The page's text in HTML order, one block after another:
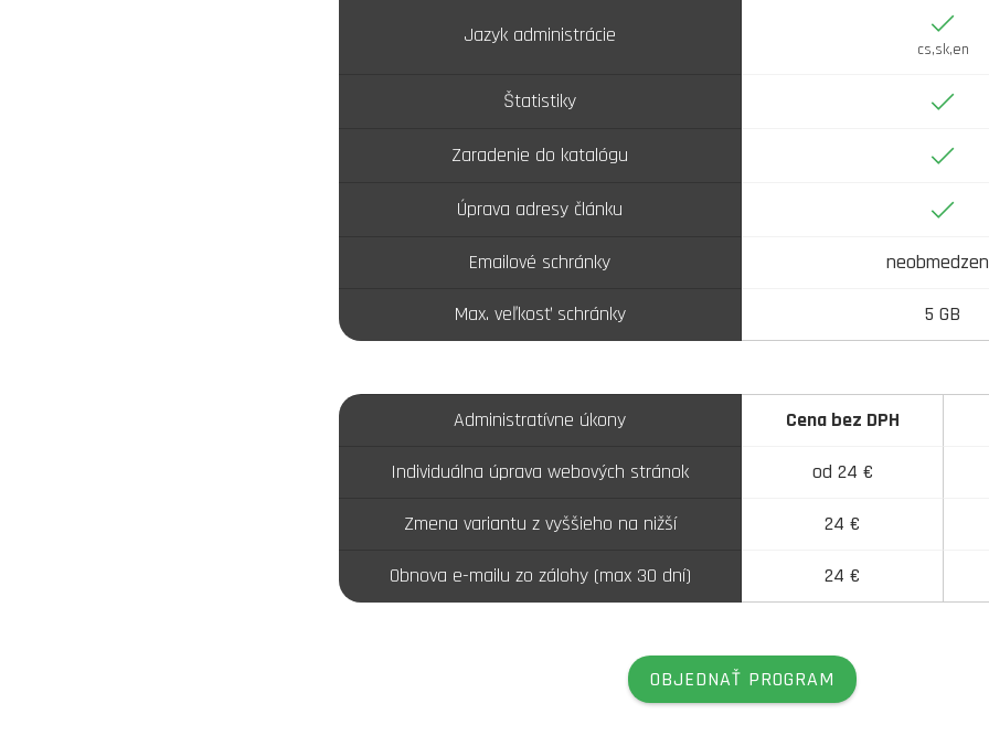
Jazyk administrácie
Áno
cs,sk,en
Štatistiky Áno
Zaradenie do katalógu Áno
Úprava adresy článku Áno
Emailové schránky
Max. veľkosť schránky 5 GB
Administratívne úkony Cena bez DPH
Individuálna úprava webových stránok od 24 €
Zmena variantu z vyššieho na nižší 24 €
Obnova e-mailu zo zálohy (max 30 dní) 24 €
OBJEDNAŤ PROGRAM